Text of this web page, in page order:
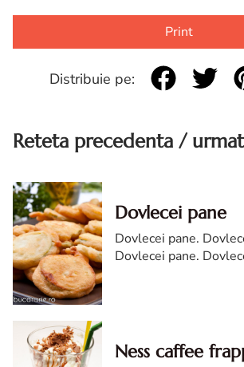
Print
Distribuie pe:
Reteta precedenta /
Dovlecei pane
Dovlecei pane.
Dovlecei pane.
Ness caffee